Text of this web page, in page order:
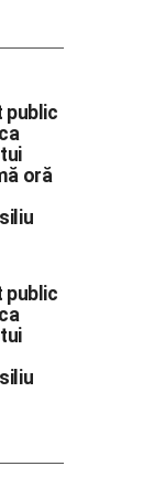
public
oră
public